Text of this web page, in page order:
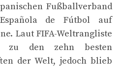
Fußballverband
de Fútbol auf
Laut FIFA-Weltrangliste
zu den zehn besten
der Welt, jedoch blieb